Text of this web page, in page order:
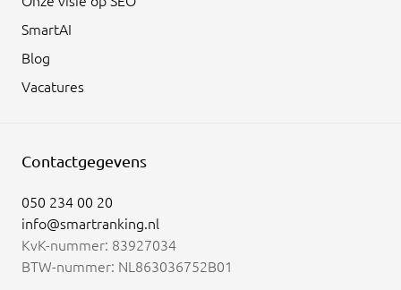
SmartAI
Blog
Vacatures
Contactgegevens
050 234 00 20
info@smartranking.nl
KvK-nummer: 83927034
BTW-nummer: NL863036752B01